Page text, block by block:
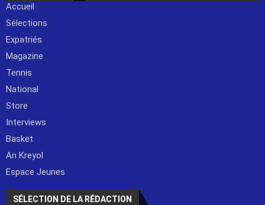
Accueil
Sélections
Expatriés
Magazine
Tennis
National
Store
Interviews
Basket
An Kreyol
Espace Jeunes
SÉLECTION DE LA RÉDACTION